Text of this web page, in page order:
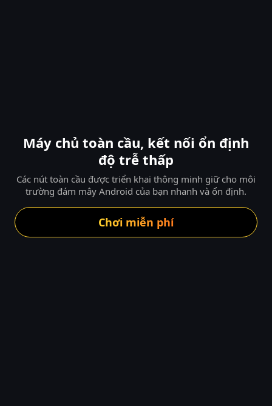
Máy chủ toàn cầu, kết nối ổn định
độ trễ thấp
Các nút toàn cầu được triển khai thông minh giữ cho môi
trường đám mây Android của bạn nhanh và ổn định.
Chơi miễn phí